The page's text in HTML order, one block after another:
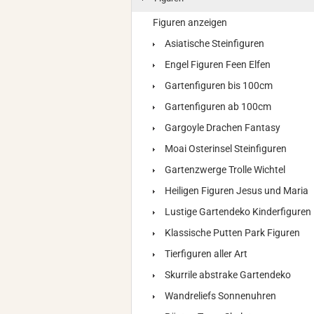
Figuren anzeigen
Asiatische Steinfiguren
Engel Figuren Feen Elfen
Gartenfiguren bis 100cm
Gartenfiguren ab 100cm
Gargoyle Drachen Fantasy
Moai Osterinsel Steinfiguren
Gartenzwerge Trolle Wichtel
Heiligen Figuren Jesus und Maria
Lustige Gartendeko Kinderfiguren
Klassische Putten Park Figuren
Tierfiguren aller Art
Skurrile abstrake Gartendeko
Wandreliefs Sonnenuhren